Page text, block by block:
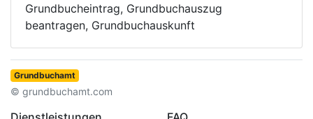
Grundbucheintrag, Grundbuchauszug
beantragen, Grundbuchauskunft
Grundbuchamt
© grundbuchamt.com